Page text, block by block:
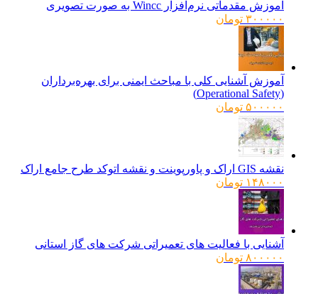
آموزش مقدماتی نرم‌افزار Wincc به صورت تصویری
۳۰۰۰۰۰ تومان
آموزش آشنایی کلی با مباحث ایمنی برای بهره‌برداران
۵۰۰۰۰۰ تومان
نقشه GIS اراک و پاورپوینت و نقشه اتوکد طرح جامع اراک
۱۴۸۰۰۰ تومان
آشنایی با فعالیت های تعمیراتی شرکت های گاز استانی
۸۰۰۰۰۰ تومان